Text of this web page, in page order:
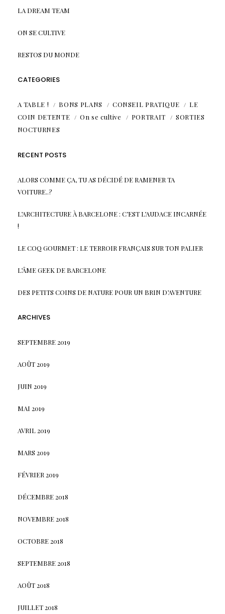
LA DREAM TEAM
ON SE CULTIVE
RESTOS DU MONDE
CATEGORIES
A TABLE ! BONS PLANS CONSEIL PRATIQUE
LE
COIN DETENTE
On se cultive PORTRAIT
SORTIES
NOCTURNES
RECENT POSTS
ALORS COMME ÇA, TU AS DÉCIDÉ DE RAMENER TA
VOITURE..?
L’ARCHITECTURE À BARCELONE : C’EST L’AUDACE INCARNÉE
!
LE COQ GOURMET : LE TERROIR FRANÇAIS SUR TON PALIER
L’ÂME GEEK DE BARCELONE
DES PETITS COINS DE NATURE POUR UN BRIN D’AVENTURE
ARCHIVES
SEPTEMBRE 2019
AOÛT 2019
JUIN 2019
MAI 2019
AVRIL 2019
MARS 2019
FÉVRIER 2019
DÉCEMBRE 2018
NOVEMBRE 2018
OCTOBRE 2018
SEPTEMBRE 2018
AOÛT 2018
JUILLET 2018